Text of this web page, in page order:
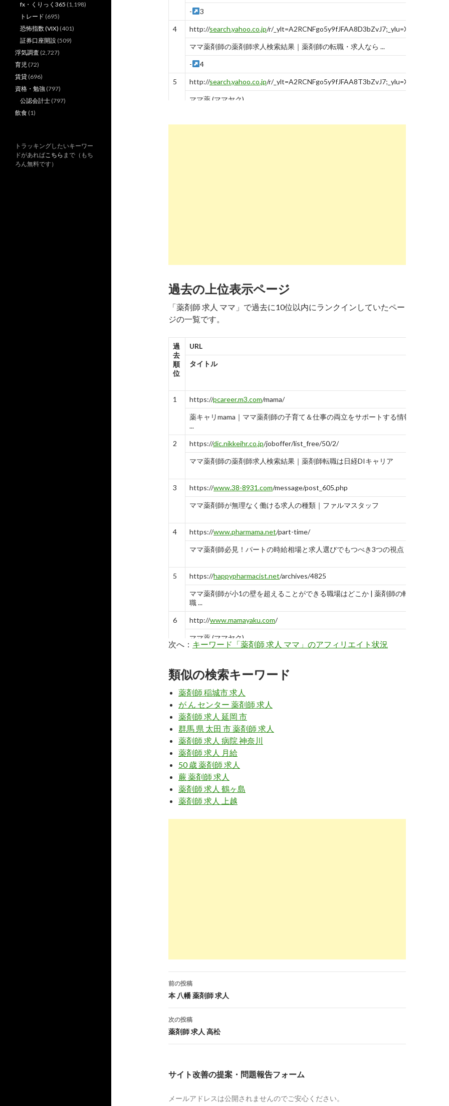
- 3
4 http://search.yahoo.co.jp/r/
ママ薬剤師の薬剤師求人検索結果｜薬剤師の転職・求人なら ...
- 4
5 http://search.yahoo.co.jp/r/
ママ薬 (ママヤク)
9 http://search.yahoo.co.jp/r/
ママ薬剤師として活躍する | 薬剤師の求人・転職なら【CME ...
10 http://
ママ薬剤師 | ファーマボックス 薬剤師専用 求人×PRサイト
過去の上位表示ページ
「薬剤師 求人 ママ」で過去に10位以内にランクインしていたペー
ジの一覧です。
過
去
順
位
URL
タイトル
1 https://pcareer.m3.com/mama/
薬キャリmama｜ママ薬剤師の子育て＆仕事の両立をサポートする情報
...
2 https://dic.nikkeihr.co.jp/joboffer/list_free/50/2/
ママ薬剤師の薬剤師求人検索結果｜薬剤師転職は日経DIキャリア
3 https://www.38-8931.com/message/post_605.php
ママ薬剤師が無理なく働ける求人の種類｜ファルマスタッフ
4 https://www.pharmama.net/part-time/
ママ薬剤師必見！パートの時給相場と求人選びでもつべき3つの視点
5 https://happypharmacist.net/archives/4825
ママ薬剤師が小1の壁を超えることができる職場はどこか | 薬剤師の転
職 ...
6 http://www.mamayaku.com/
ママ薬 (ママヤク)
ママ薬剤師として活躍する | 薬剤師の求人・転職なら【CME薬剤師】
https://www.hop-job.com/pharmacist/post-510/
子育てと両立するママ薬剤師の働き方を紹介！復職求人の探し方Q&A
も ...
https:// pharma.mynavi.jp
主婦薬剤師・ママ薬剤師が即戦力な理由｜おすすめ職場と転職ポイン
ト ...
https:// www.pharmama.net
10 https://www.gori-yaku.jp/job/?ptype=17986&p=189
薬剤師求人検索結果-ママさん働く｜転職ゴリ薬
8 https://
ママ薬剤師でも安心のパート求人｜子ども最優先で働きたい！|HOP ...
薬剤師求人検索結果-ママさん働く｜転職ゴリ薬
次へ： キーワード「薬剤師 求人 ママ」のアフィリエイト状況
類似の検索キーワード
薬剤師 稲城市 求人
が ん センター 薬剤師 求人
薬剤師 求人 延岡 市
群馬 県 太田 市 薬剤師 求人
薬剤師 求人 病院 神奈川
薬剤師 求人 月給
50 歳 薬剤師 求人
蕨 薬剤師 求人
薬剤師 求人 鶴ヶ島
薬剤師 求人 上越
投
稿
ナ
ゲ
前の投稿
本 八幡 薬剤師 求人
次の投稿
薬剤師 求人 高松
サイト改善の提案・問題報告フォーム
メールアドレスは公開されませんのでご安心ください。
fx・くりっく365 (1,198)
トレード (695)
恐怖指数 (VIX) (401)
証券口座開設 (509)
浮気調査 (2,727)
育児 (72)
賃貸 (696)
資格・勉強 (797)
公認会計士 (797)
飲食 (1)
トラッキングしたいキーワー
ドがあればこちら まで（もち
ろん無料です）